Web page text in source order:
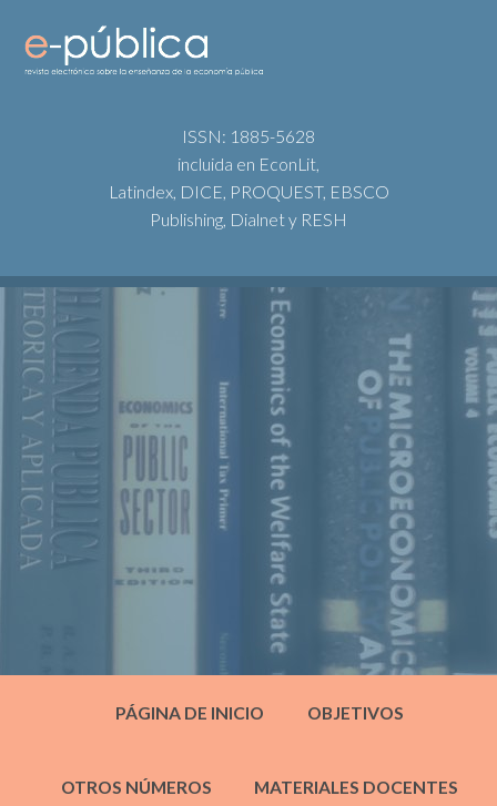
ISSN: 1885-5628
incluida en EconLit,
Latindex, DICE, PROQUEST, EBSCO
Publishing, Dialnet y RESH
PÁGINA DE INICIO OBJETIVOS
OTROS NÚMEROS MATERIALES DOCENTES